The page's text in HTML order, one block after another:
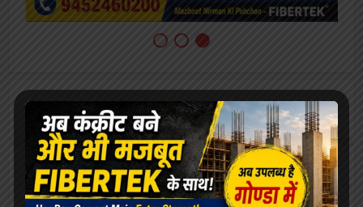
[covid-data]
खेल